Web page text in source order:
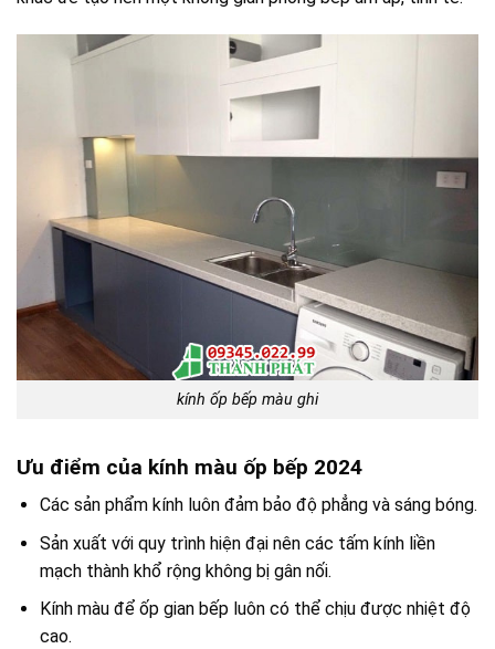
kính ốp bếp màu ghi
Ưu điểm của kính màu ốp bếp 2024
Các sản phẩm kính luôn đảm bảo độ phẳng và sáng bóng.
Sản xuất với quy trình hiện đại nên các tấm kính liền
mạch thành khổ rộng không bị gân nối.
Kính màu để ốp gian bếp luôn có thể chịu được nhiệt độ
cao.